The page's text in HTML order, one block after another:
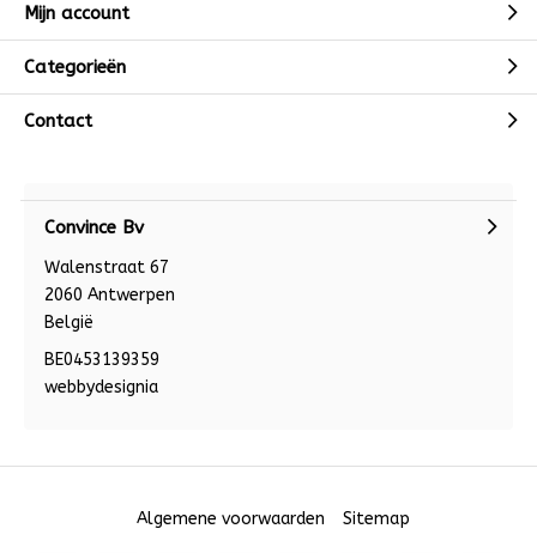
Mijn account
Categorieën
Contact
Convince Bv
Walenstraat 67
2060 Antwerpen
België
BE0453139359
webbydesignia
Algemene voorwaarden Sitemap